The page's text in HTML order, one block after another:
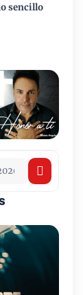
sencillo